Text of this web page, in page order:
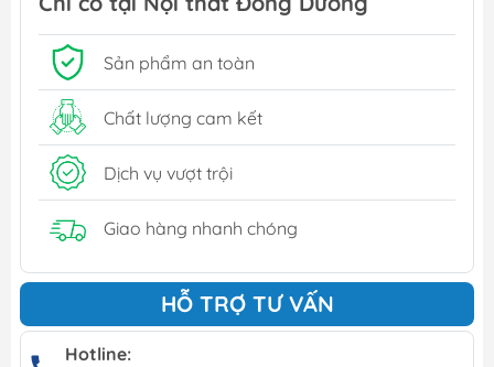
Sản phẩm an toàn
Chất lượng cam kết
Dịch vụ vượt trội
Giao hàng nhanh chóng
HỖ TRỢ TƯ VẤN
Hotline: